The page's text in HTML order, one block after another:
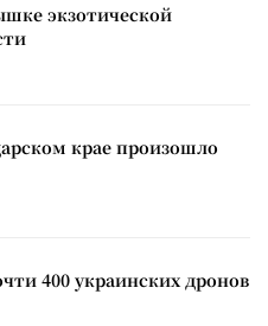
экзотической
крае произошло
400 украинских дронов